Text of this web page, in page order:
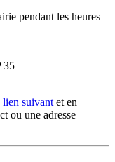
pendant les heures
35
lien suivantet en
ou une adresse